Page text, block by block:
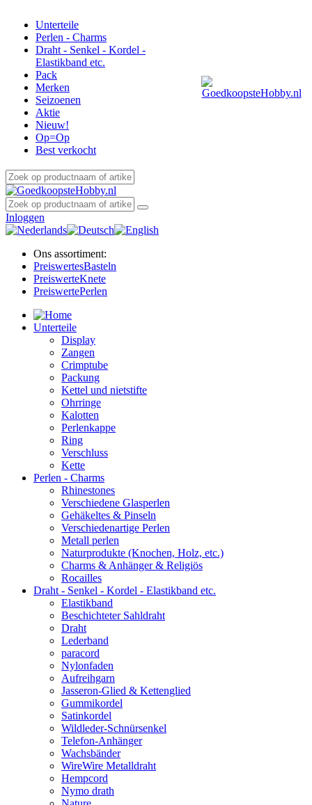
Unterteile
Perlen - Charms
Draht - Senkel - Kordel -
Elastikband etc.
Pack
Merken
Seizoenen
Aktie
Nieuw!
Op=Op
Best verkocht
Inloggen
Ons assortiment:
PreiswertesBasteln
PreiswerteKnete
PreiswertePerlen
Unterteile
Display
Zangen
Crimptube
Packung
Kettel und nietstifte
Ohrringe
Kalotten
Perlenkappe
Ring
Verschluss
Kette
Perlen - Charms
Rhinestones
Verschiedene Glasperlen
Gehäkeltes & Pinseln
Verschiedenartige Perlen
Metall perlen
Naturprodukte (Knochen, Holz, etc.)
Charms & Anhänger & Religiös
Rocailles
Draht - Senkel - Kordel - Elastikband etc.
Elastikband
Beschichteter Sahldraht
Draht
Lederband
paracord
Nylonfaden
Aufreihgarn
Jasseron-Glied & Kettenglied
Gummikordel
Satinkordel
Wildleder-Schnürsenkel
Telefon-Anhänger
Wachsbänder
WireWire Metalldraht
Hempcord
Nymo drath